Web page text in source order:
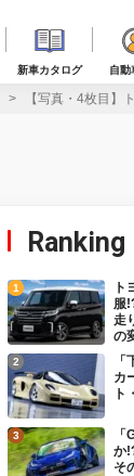
新車カタログ 自動
【写真・4枚目】
Ranking
服
走
の
カ
か
そ